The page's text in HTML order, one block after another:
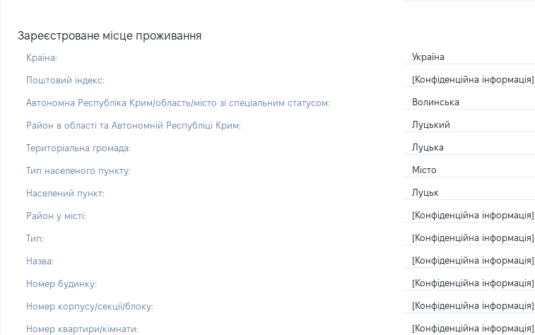
Зареєстроване місце проживання
Країна: Україна
Поштовий індекс: [Конфіденційна інформація]
Автономна Республіка Крим/область/місто зі спеціальним статусом: Волинська
Район в області та Автономній Республіці Крим: Луцький
Територіальна громада: Луцька
Тип населеного пункту: Місто
Населений пункт: Луцьк
Район у місті: [Конфіденційна інформація]
Тип: [Конфіденційна інформація]
Назва: [Конфіденційна інформація]
Номер будинку: [Конфіденційна інформація]
Номер корпусу/секції/блоку: [Конфіденційна інформація]
Номер квартири/кімнати: [Конфіденційна інформація]